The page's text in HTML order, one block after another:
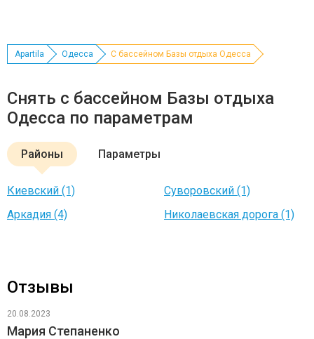
Apartila Одесса С бассейном Базы отдыха Одесса
Снять с бассейном Базы отдыха
Одесса по параметрам
Районы Параметры
Киевский (1)
Суворовский (1)
Аркадия (4)
Николаевская дорога (1)
Отзывы
20.08.2023
Мария Степаненко